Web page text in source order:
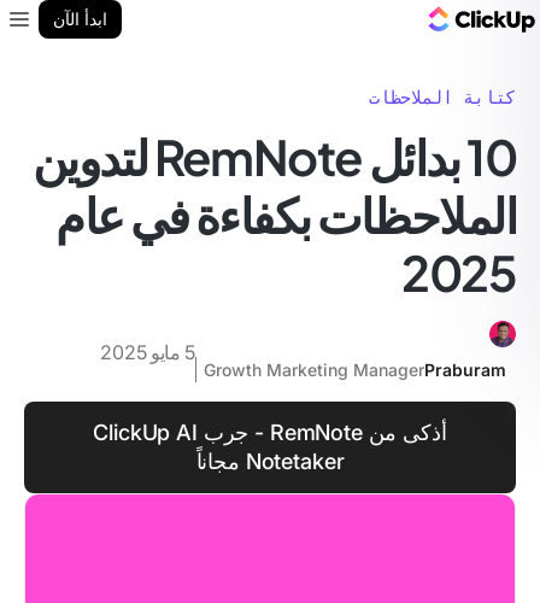
ابدأ الآن
كتابة الملاحظات
10 بدائل RemNote لتدوين
الملاحظات بكفاءة في عام
2025
Praburam
Growth Marketing Manager
5 مايو 2025
أذكى من RemNote - جرب ClickUp AI
Notetaker مجاناً